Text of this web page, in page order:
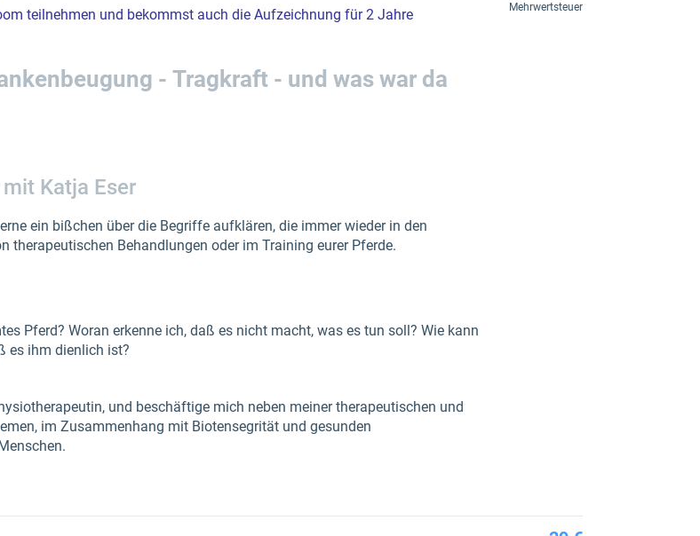
teilnehmen und bekommst auch die Aufzeichnung für 2 Jahre
- Tragkraft - und was war da
Katja Eser
ein bißchen über die Begriffe aufklären, die immer wieder in den
therapeutischen Behandlungen oder im Training eurer Pferde.
Pferd? Woran erkenne ich, daß es nicht macht, was es tun soll? Wie kann
es ihm dienlich ist?
und beschäftige mich neben meiner therapeutischen und
im Zusammenhang mit Biotensegrität und gesunden
Mehrwertsteuer